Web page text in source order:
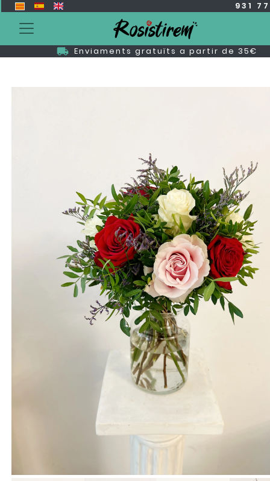
931
Enviaments gratuïts a partir de 35€